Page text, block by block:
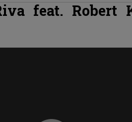
feat. Robert